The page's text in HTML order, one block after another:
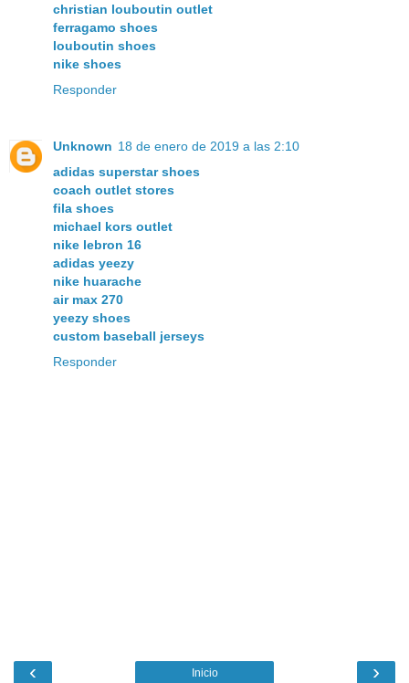
christian louboutin outlet
ferragamo shoes
louboutin shoes
nike shoes
Responder
Unknown 18 de enero de 2019 a las 2:10
adidas superstar shoes
coach outlet stores
fila shoes
michael kors outlet
nike lebron 16
adidas yeezy
nike huarache
air max 270
yeezy shoes
custom baseball jerseys
Responder
‹ ›
Inicio